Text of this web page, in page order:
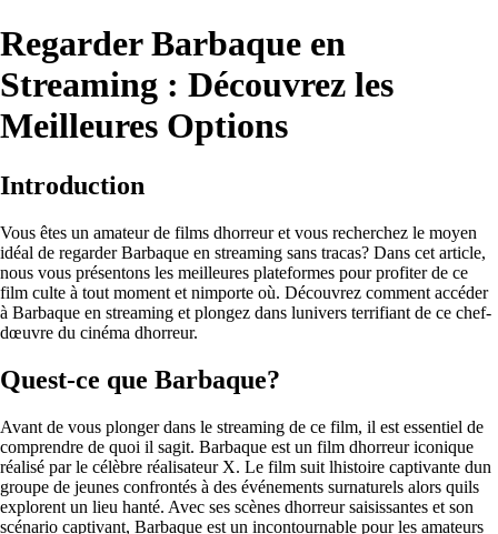
Regarder Barbaque en
Streaming : Découvrez les
Meilleures Options
Introduction
Vous êtes un amateur de films dhorreur et vous recherchez le moyen
idéal de regarder Barbaque en streaming sans tracas? Dans cet article,
nous vous présentons les meilleures plateformes pour profiter de ce
film culte à tout moment et nimporte où. Découvrez comment accéder
à Barbaque en streaming et plongez dans lunivers terrifiant de ce chef-
dœuvre du cinéma dhorreur.
Quest-ce que Barbaque?
Avant de vous plonger dans le streaming de ce film, il est essentiel de
comprendre de quoi il sagit. Barbaque est un film dhorreur iconique
réalisé par le célèbre réalisateur X. Le film suit lhistoire captivante dun
groupe de jeunes confrontés à des événements surnaturels alors quils
explorent un lieu hanté. Avec ses scènes dhorreur saisissantes et son
scénario captivant, Barbaque est un incontournable pour les amateurs